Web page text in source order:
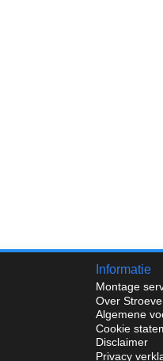
Informatie
Montage
Over
Algemene
Cookie
Disclaimer
Privacy